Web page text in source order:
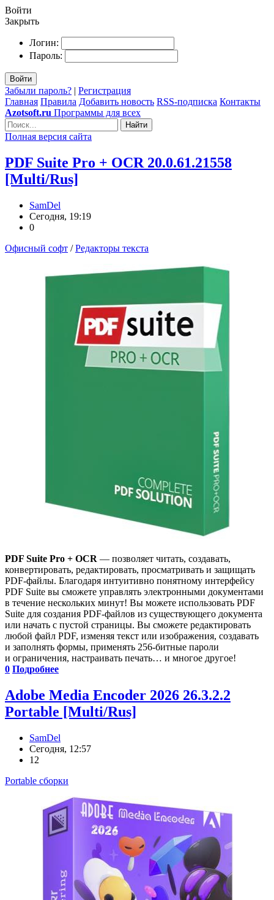
Войти
Закрыть
Логин:
Пароль:
Войти
Забыли пароль? | Регистрация
Главная Правила Добавить новость RSS-подписка Контакты
Azotsoft.ru Программы для всех
Найти
Полная версия сайта
PDF Suite Pro + OCR 20.0.61.21558
[Multi/Rus]
SamDel
Сегодня, 19:19
0
Офисный софт /Редакторы текста
PDF Suite Pro + OCR — позволяет читать, создавать,
конвертировать, редактировать, просматривать и защищать
PDF-файлы. Благодаря интуитивно понятному интерфейсу
PDF Suite вы сможете управлять электронными документами
в течение нескольких минут! Вы можете использовать PDF
Suite для создания PDF-файлов из существующего документа
или начать с пустой страницы. Вы сможете редактировать
любой файл PDF, изменяя текст или изображения, создавать
и заполнять формы, применять 256-битные пароли
и ограничения, настраивать печать… и многое другое!
0 Подробнее
Adobe Media Encoder 2026 26.3.2.2
Portable [Multi/Rus]
SamDel
Сегодня, 12:57
12
Portable сборки